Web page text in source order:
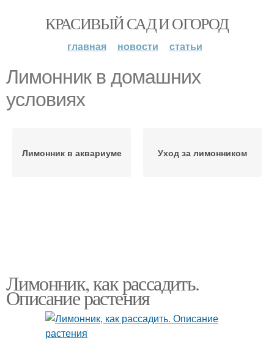
КРАСИВЫЙ САД И ОГОРОД
главная новости статьи
Лимонник в домашних
условиях
Лимонник в аквариуме Уход за лимонником
Лимонник, как рассадить.
Описание растения